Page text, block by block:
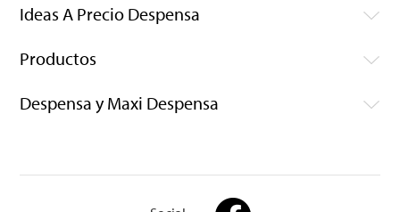
Ideas A Precio Despensa
Productos
Despensa y Maxi Despensa